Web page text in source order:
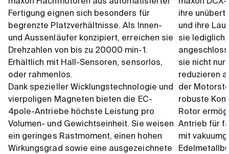
maxon Flachmotoren aus automatisierter
Fertigung eignen sich besonders für
begrenzte Platzverhältnisse. Als Innen-
und Aussenläufer konzipiert, erreichen sie
Drehzahlen von bis zu 20000 min-1.
Erhältlich mit Hall-Sensoren, sensorlos,
oder rahmenlos.
Dank spezieller Wicklungstechnologie und
vierpoligen Magneten bieten die EC-
4pole-Antriebe höchste Leistung pro
Volumen- und Gewichtseinheit. Sie weisen
ein geringes Rastmoment, einen hohen
Wirkungsgrad sowie eine ausgezeichnete
maxon
ihre
und ihre
sie lediglich
sie nicht nur
reduzieren
der
robuste
Rotor
Antrieb für
mit